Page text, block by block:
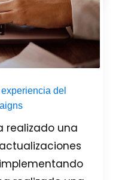
del
realizado una